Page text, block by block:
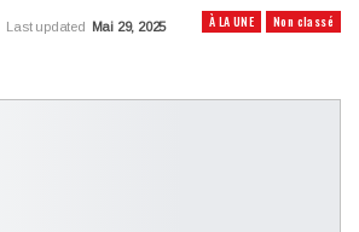
À LA UNE Non classé
Last updated Mai 29, 2025